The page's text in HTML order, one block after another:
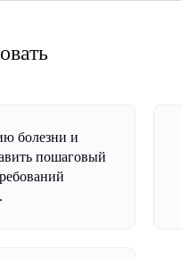
болезни и
пошаговый